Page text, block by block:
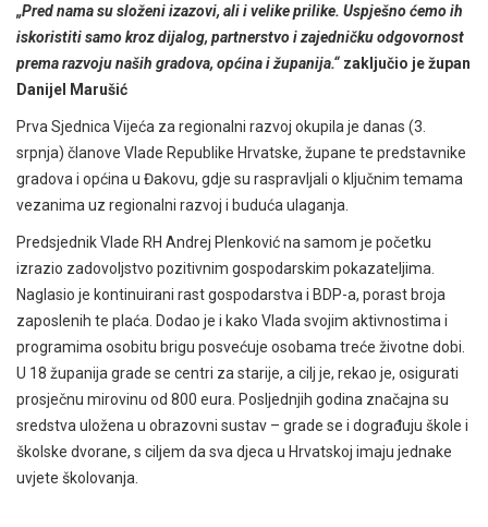
„Pred nama su složeni izazovi, ali i velike prilike. Uspješno ćemo ih
iskoristiti samo kroz dijalog, partnerstvo i zajedničku odgovornost
prema razvoju naših gradova, općina i županija.“ zaključio je župan
Danijel Marušić
Prva Sjednica Vijeća za regionalni razvoj okupila je danas (3.
srpnja) članove Vlade Republike Hrvatske, župane te predstavnike
gradova i općina u Đakovu, gdje su raspravljali o ključnim temama
vezanima uz regionalni razvoj i buduća ulaganja.
Predsjednik Vlade RH Andrej Plenković na samom je početku
izrazio zadovoljstvo pozitivnim gospodarskim pokazateljima.
Naglasio je kontinuirani rast gospodarstva i BDP-a, porast broja
zaposlenih te plaća. Dodao je i kako Vlada svojim aktivnostima i
programima osobitu brigu posvećuje osobama treće životne dobi.
U 18 županija grade se centri za starije, a cilj je, rekao je, osigurati
prosječnu mirovinu od 800 eura. Posljednjih godina značajna su
sredstva uložena u obrazovni sustav – grade se i dograđuju škole i
školske dvorane, s ciljem da sva djeca u Hrvatskoj imaju jednake
uvjete školovanja.